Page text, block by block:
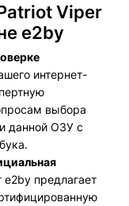
Viper
e2by
интернет-
выбора
данной ОЗУ с
предлагает